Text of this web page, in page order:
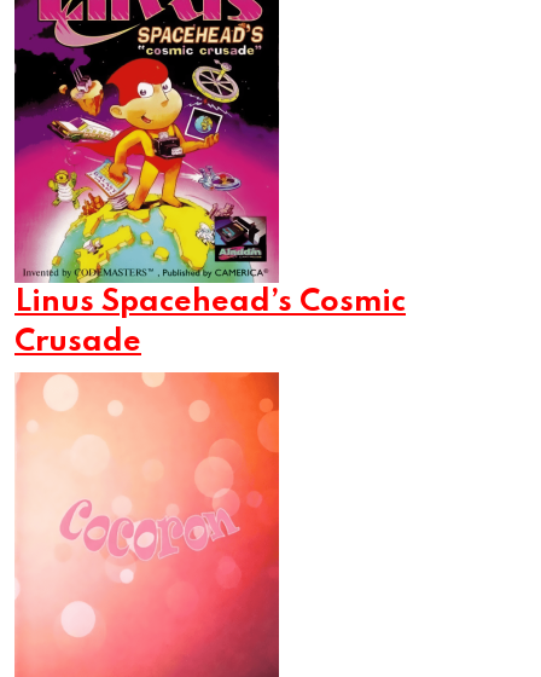
Linus Spacehead’s Cosmic
Crusade